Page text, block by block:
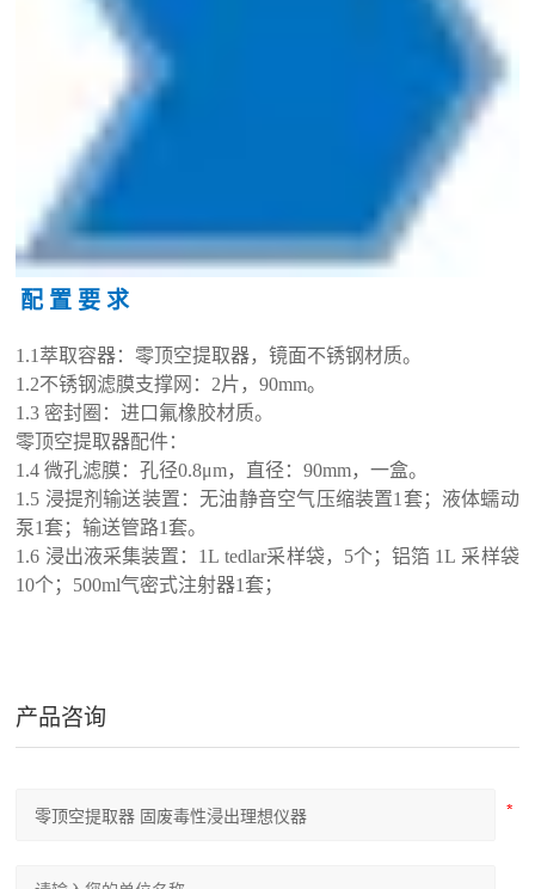
配 置 要 求
1 .1 萃取容器：零顶空提取器，镜面不锈钢材质。
1 .2不锈钢滤膜支撑网： 2片，90mm。
1 .3 密封圈：进口氟橡胶材质。
零顶空提取器配件：
1 .4微孔滤膜：孔径0.8μm，直径：90mm，一盒。
1 .5 浸提剂输送装置：无油静音空气压缩装置1 套；液体蠕动
泵1 套；输送管路1 套。
1 .6 浸出液采集装置： 1L tedlar采样袋， 5个；铝箔 1L 采样袋
10个； 500ml气密式注射器1 套；
产品咨询